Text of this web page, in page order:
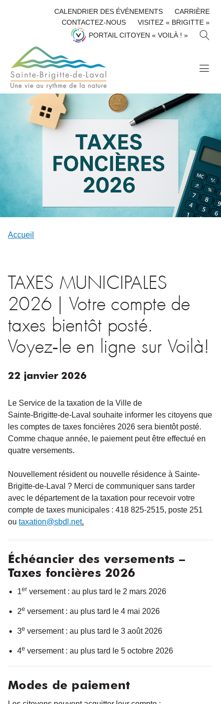
CALENDRIER DES ÉVÉNEMENTS
CARRIÈRE
CONTACTEZ-NOUS
VISITEZ « BRIGITTE »
PORTAIL CITOYEN « VOILÀ ! »
H
E
R
Accueil
TAXES MUNICIPALES
2026 | Votre compte de
taxes bientôt posté.
Voyez‑le en ligne sur Voilà!
22 janvier 2026
Le Service de la taxation de la Ville de
Sainte‑Brigitte‑de‑Laval souhaite informer les citoyens que
les comptes de taxes foncières 2026 sera bientôt posté.
Comme chaque année, le paiement peut être effectué en
quatre versements.
Nouvellement résident ou nouvelle résidence à Sainte-
Brigitte-de-Laval ? Merci de communiquer sans tarder
avec le département de la taxation pour recevoir votre
compte de taxes municipales : 418 825-2515, poste 251
ou taxation@sbdl.net.
Échéancier des versements –
Taxes foncières 2026
1er versement : au plus tard le 2 mars 2026
2e versement : au plus tard le 4 mai 2026
3e versement : au plus tard le 3 août 2026
4e versement : au plus tard le 5 octobre 2026
Modes de paiement